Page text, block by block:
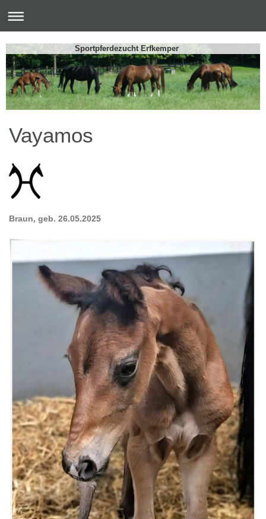
Sportpferdezucht Erfkemper
Vayamos
Braun, geb. 26.05.2025